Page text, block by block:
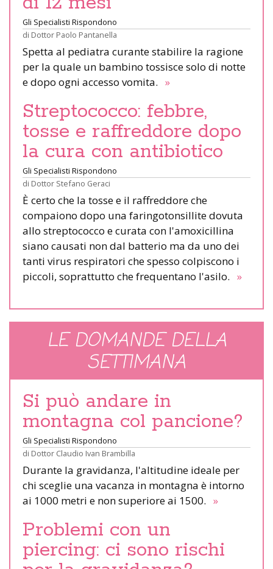
Gli Specialisti Rispondono
di Dottor Paolo Pantanella
Spetta al pediatra curante stabilire la ragione
per la quale un bambino tossisce solo di notte
e dopo ogni accesso vomita. »
Streptococco: febbre,
tosse e raffreddore dopo
la cura con antibiotico
Gli Specialisti Rispondono
di Dottor Stefano Geraci
È certo che la tosse e il raffreddore che
compaiono dopo una faringotonsillite dovuta
allo streptococco e curata con l'amoxicillina
siano causati non dal batterio ma da uno dei
tanti virus respiratori che spesso colpiscono i
piccoli, soprattutto che frequentano l'asilo. »
LE DOMANDE DELLA
SETTIMANA
Si può andare in
montagna col pancione?
Gli Specialisti Rispondono
di Dottor Claudio Ivan Brambilla
Durante la gravidanza, l'altitudine ideale per
chi sceglie una vacanza in montagna è intorno
ai 1000 metri e non superiore ai 1500. »
Problemi con un
piercing: ci sono rischi